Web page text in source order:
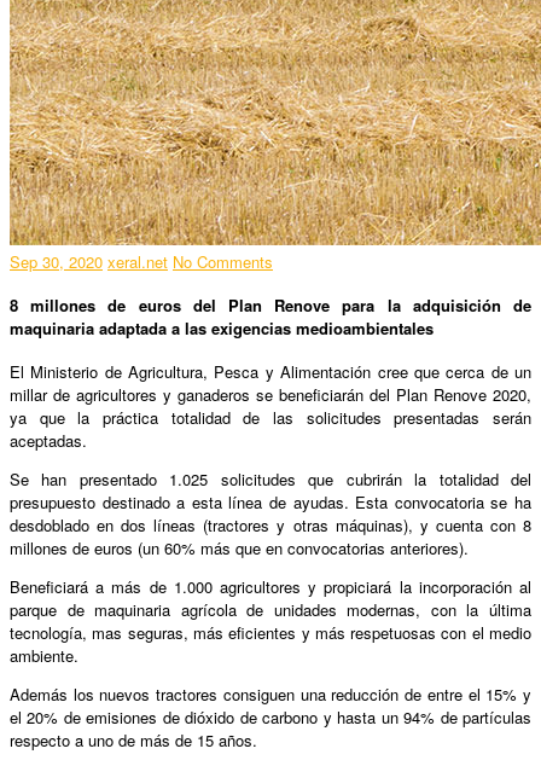
Sep 30, 2020 xeral.net No Comments
8 millones de euros del Plan Renove para la adquisición de
maquinaria adaptada a las exigencias medioambientales
El Ministerio de Agricultura, Pesca y Alimentación cree que cerca de un
millar de agricultores y ganaderos se beneficiarán del Plan Renove 2020,
ya que la práctica totalidad de las solicitudes presentadas serán
aceptadas.
Se han presentado 1.025 solicitudes que cubrirán la totalidad del
presupuesto destinado a esta línea de ayudas. Esta convocatoria se ha
desdoblado en dos líneas (tractores y otras máquinas), y cuenta con 8
millones de euros (un 60% más que en convocatorias anteriores).
Beneficiará a más de 1.000 agricultores y propiciará la incorporación al
parque de maquinaria agrícola de unidades modernas, con la última
tecnología, mas seguras, más eficientes y más respetuosas con el medio
ambiente.
Además los nuevos tractores consiguen una reducción de entre el 15% y
el 20% de emisiones de dióxido de carbono y hasta un 94% de partículas
respecto a uno de más de 15 años.